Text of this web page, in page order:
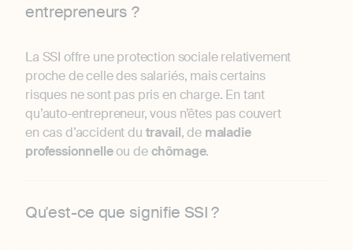
entrepreneurs ?
La SSI offre une protection sociale relativement
proche de celle des salariés, mais certains
risques ne sont pas pris en charge. En tant
qu’auto-entrepreneur, vous n’êtes pas couvert
en cas d’accident du travail, de maladie
professionnelleou dechômage.
Qu'est-ce que signifie SSI ?